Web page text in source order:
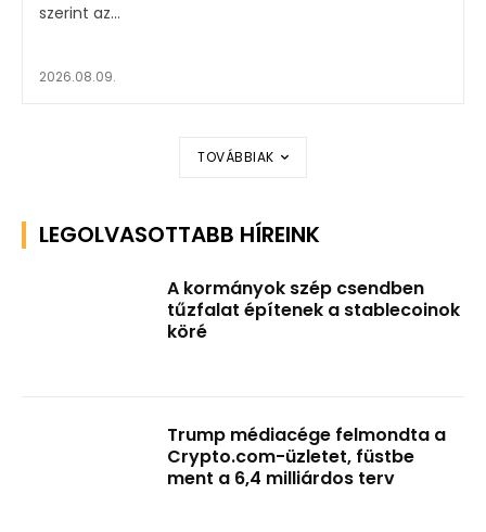
szerint az...
2026.08.09.
TOVÁBBIAK
LEGOLVASOTTABB HÍREINK
A kormányok szép csendben
tűzfalat építenek a stablecoinok
köré
Trump médiacége felmondta a
Crypto.com-üzletet, füstbe
ment a 6,4 milliárdos terv